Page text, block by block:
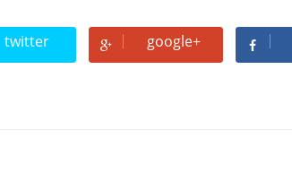
twitter google+